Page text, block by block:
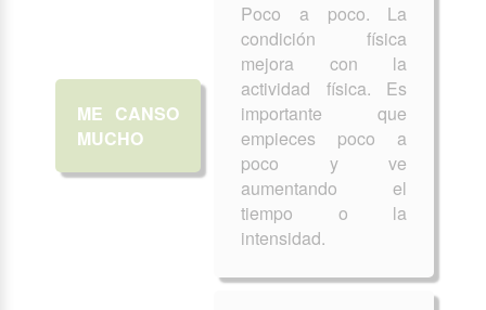
ME CANSO
MUCHO
Poco a poco. La
condición física
mejora con la
actividad física. Es
importante que
empieces poco a
poco y ve
aumentando el
tiempo o la
intensidad.